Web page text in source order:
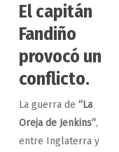
El capitán
Fandiño
provocó un
conflicto.
La guerra de “La
Oreja de Jenkins”,
entre Inglaterra y